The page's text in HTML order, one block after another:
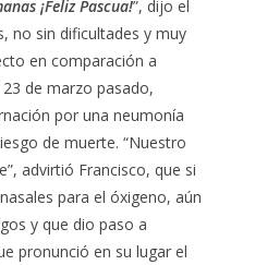
¡Feliz Pascua!”, dijo el
no sin dificultades y muy
en comparación a
de marzo pasado,
por una neumonía
de muerte. “Nuestro
advirtió Francisco, que si
para el óxigeno, aún
y que dio paso a
pronunció en su lugar el